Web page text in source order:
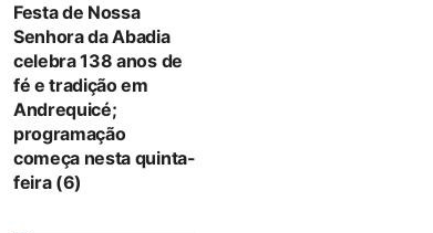
Festa de Nossa
Senhora da Abadia
celebra 138 anos de
fé e tradição em
Andrequicé;
programação
começa nesta quinta-
feira (6)